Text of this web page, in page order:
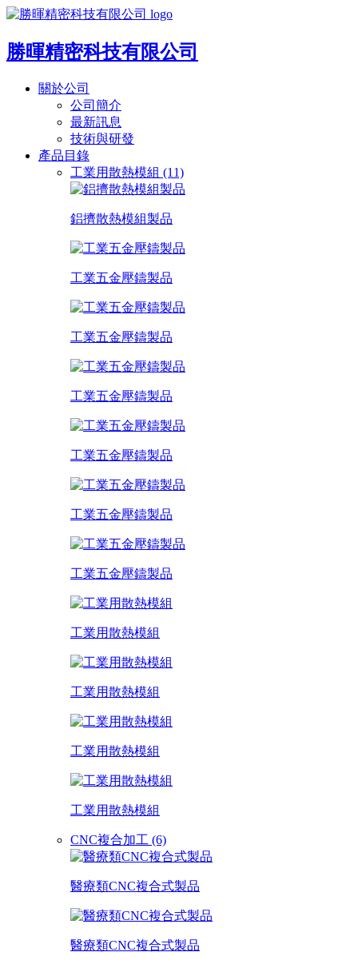
勝暉精密科技有限公司
關於公司
公司簡介
最新訊息
技術與研發
產品目錄
工業用散熱模組 (11)
鋁擠散熱模組製品
工業五金壓鑄製品
工業五金壓鑄製品
工業五金壓鑄製品
工業五金壓鑄製品
工業五金壓鑄製品
工業五金壓鑄製品
工業用散熱模組
工業用散熱模組
工業用散熱模組
工業用散熱模組
CNC複合加工 (6)
醫療類CNC複合式製品
醫療類CNC複合式製品